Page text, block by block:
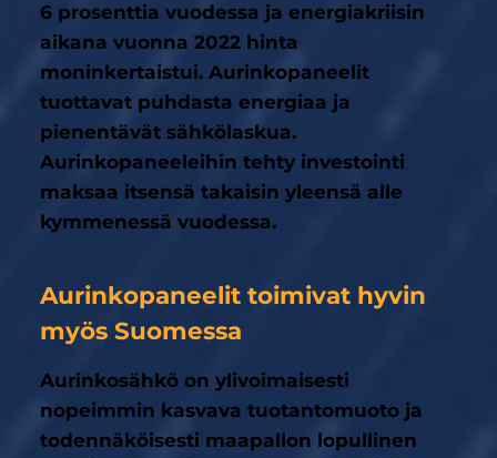
6 prosenttia vuodessa ja energiakriisin
aikana vuonna 2022 hinta
moninkertaistui. Aurinkopaneelit
tuottavat puhdasta energiaa ja
pienentävät sähkölaskua.
Aurinkopaneeleihin tehty investointi
maksaa itsensä takaisin yleensä alle
kymmenessä vuodessa.
Aurinkopaneelit toimivat hyvin
myös Suomessa
Aurinkosähkö on ylivoimaisesti
nopeimmin kasvava tuotantomuoto ja
todennäköisesti maapallon lopullinen